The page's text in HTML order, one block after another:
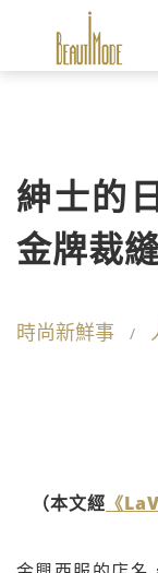
紳士的
金牌裁
時尚新鮮事
（本文經 《